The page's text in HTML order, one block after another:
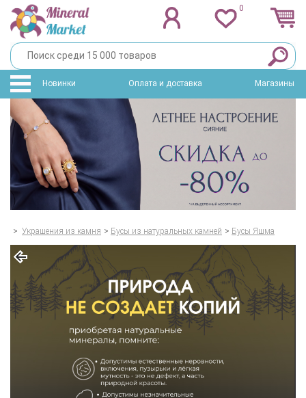
0
Новинки Оплата и доставка Магазины
> Украшения из камня > Бусы из натуральных камней > Бусы Яшма